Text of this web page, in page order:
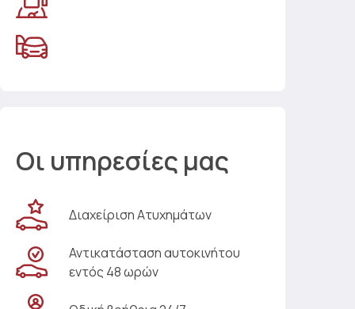
Οι υπηρεσίες μας
Διαχείριση Ατυχημάτων
Αντικατάσταση αυτοκινήτου
εντός 48 ωρών